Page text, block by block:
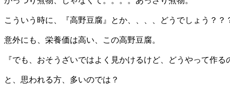
こういう時に、『高野豆腐』とか、、、、どうでしょう？？
意外にも、栄養価は高い、この高野豆腐。
『でも、おそうざいではよく見かけるけど、どうやって作る
と、思われる方、多いのでは？